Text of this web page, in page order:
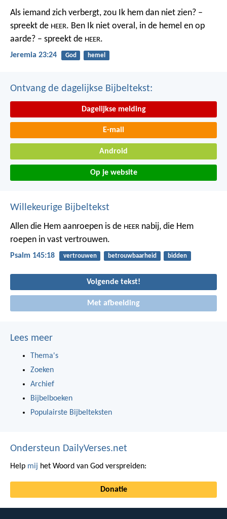
Als iemand zich verbergt, zou Ik hem dan niet zien? –
spreekt de HEER. Ben Ik niet overal, in de hemel en op
aarde? – spreekt de HEER.
Jeremia 23:24 God hemel
Ontvang de dagelijkse Bijbeltekst:
Dagelijkse melding
E-mail
Android
Op je website
Willekeurige Bijbeltekst
Allen die Hem aanroepen is de HEER nabij, die Hem
roepen in vast vertrouwen.
Psalm 145:18 vertrouwen betrouwbaarheid bidden
Volgende tekst!
Met afbeelding
Lees meer
Thema's
Zoeken
Archief
Bijbelboeken
Populairste Bijbelteksten
Ondersteun DailyVerses.net
Help mij het Woord van God verspreiden:
Donatie